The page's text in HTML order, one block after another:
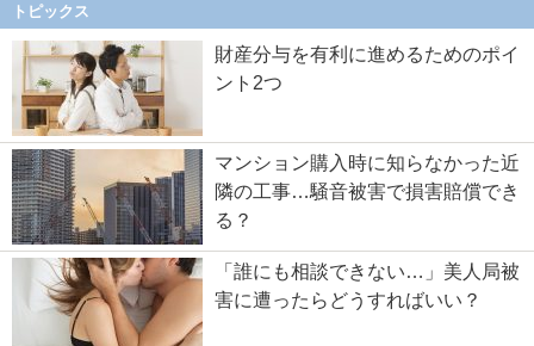
トピックス
財産分与を有利に進めるためのポイ
ント2つ
マンション購入時に知らなかった近
隣の工事…騒音被害で損害賠償でき
る？
「誰にも相談できない…」美人局被
害に遭ったらどうすればいい？